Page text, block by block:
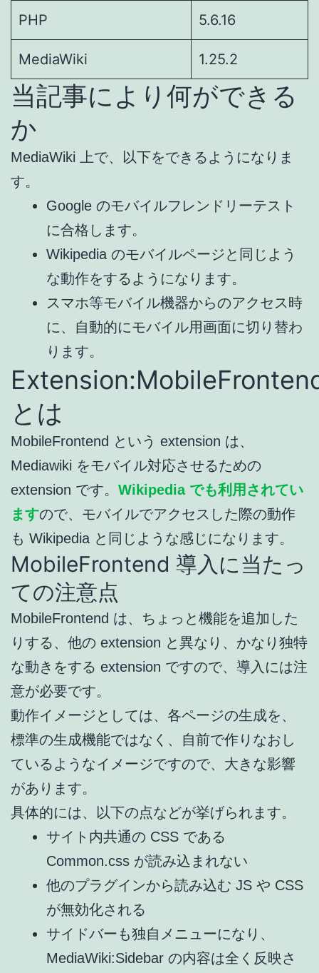
PHP 5.6.16
MediaWiki 1.25.2
当記事により何ができる
か
MediaWiki 上で、以下をできるようになりま
す。
Google のモバイルフレンドリーテスト
に合格します。
Wikipedia のモバイルページと同じよう
な動作をするようになります。
スマホ等モバイル機器からのアクセス時
に、自動的にモバイル用画面に切り替わ
ります。
とは
MobileFrontend という extension は、
Mediawiki をモバイル対応させるための
extension です。 Wikipedia でも利用されてい
ますので、モバイルでアクセスした際の動作
も Wikipedia と同じような感じになります。
MobileFrontend 導入に当たっ
ての注意点
MobileFrontend は、ちょっと機能を追加した
りする、他の extension と異なり、かなり独特
な動きをする extension ですので、導入には注
意が必要です。
動作イメージとしては、各ページの生成を、
標準の生成機能ではなく、自前で作りなおし
ているようなイメージですので、大きな影響
があります。
具体的には、以下の点などが挙げられます。
サイト内共通の CSS である
Common.css が読み込まれない
他のプラグインから読み込む JS や CSS
が無効化される
サイドバーも独自メニューになり、
MediaWiki:Sidebar の内容は全く反映さ